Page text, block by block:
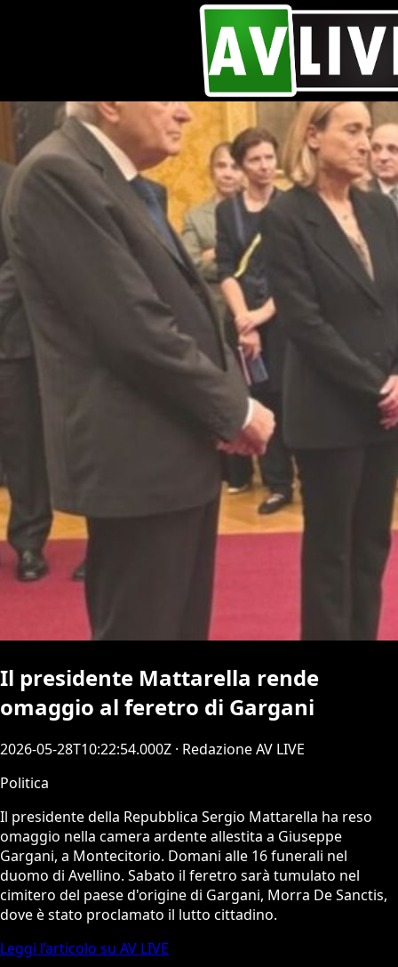
Il presidente Mattarella rende
omaggio al feretro di Gargani
2026-05-28T10:22:54.000Z · Redazione AV LIVE
Politica
Il presidente della Repubblica Sergio Mattarella ha reso
omaggio nella camera ardente allestita a Giuseppe
Gargani, a Montecitorio. Domani alle 16 funerali nel
duomo di Avellino. Sabato il feretro sarà tumulato nel
cimitero del paese d'origine di Gargani, Morra De Sanctis,
dove è stato proclamato il lutto cittadino.
Leggi l’articolo su AV LIVE